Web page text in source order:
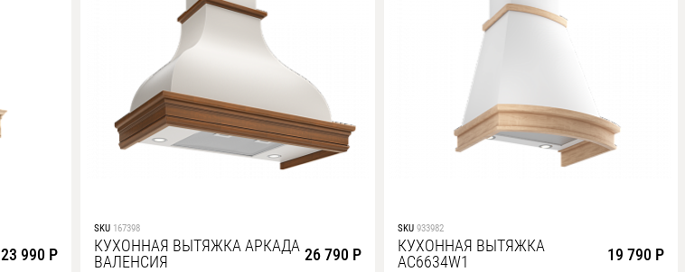
23 990 Р
SKU 167398
КУХОННАЯ ВЫТЯЖКА АРКАДА
ВАЛЕНСИЯ
26 790 Р
SKU 933982
КУХОННАЯ ВЫТЯЖКА
AC6634W1
19 790 Р